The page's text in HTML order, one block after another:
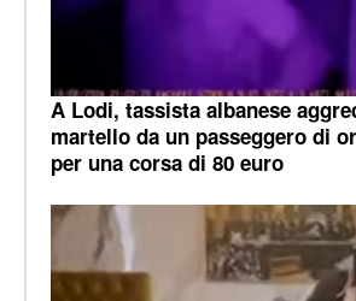
A Lodi, tassista albanese
martello da un passeggero di
per una corsa di 80 euro